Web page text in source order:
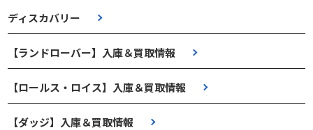
ディスカバリー
【ランドローバー】入庫＆買取情報
【ロールス・ロイス】入庫＆買取情報
【ダッジ】入庫＆買取情報